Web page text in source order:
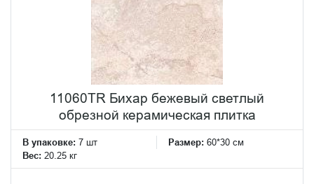
11060TR Бихар бежевый светлый
обрезной керамическая плитка
В упаковке: 7 шт Размер: 60*30 см
Вес: 20.25 кг